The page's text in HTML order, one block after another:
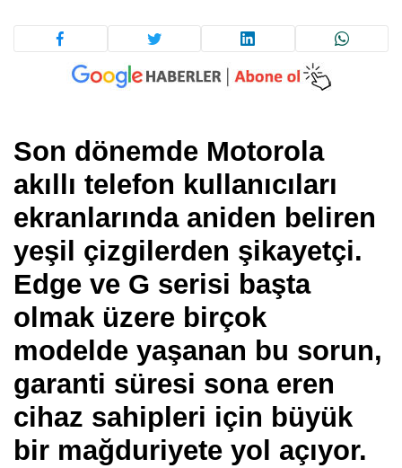
Son dönemde Motorola
akıllı telefon kullanıcıları
ekranlarında aniden beliren
yeşil çizgilerden şikayetçi.
Edge ve G serisi başta
olmak üzere birçok
modelde yaşanan bu sorun,
garanti süresi sona eren
cihaz sahipleri için büyük
bir mağduriyete yol açıyor.